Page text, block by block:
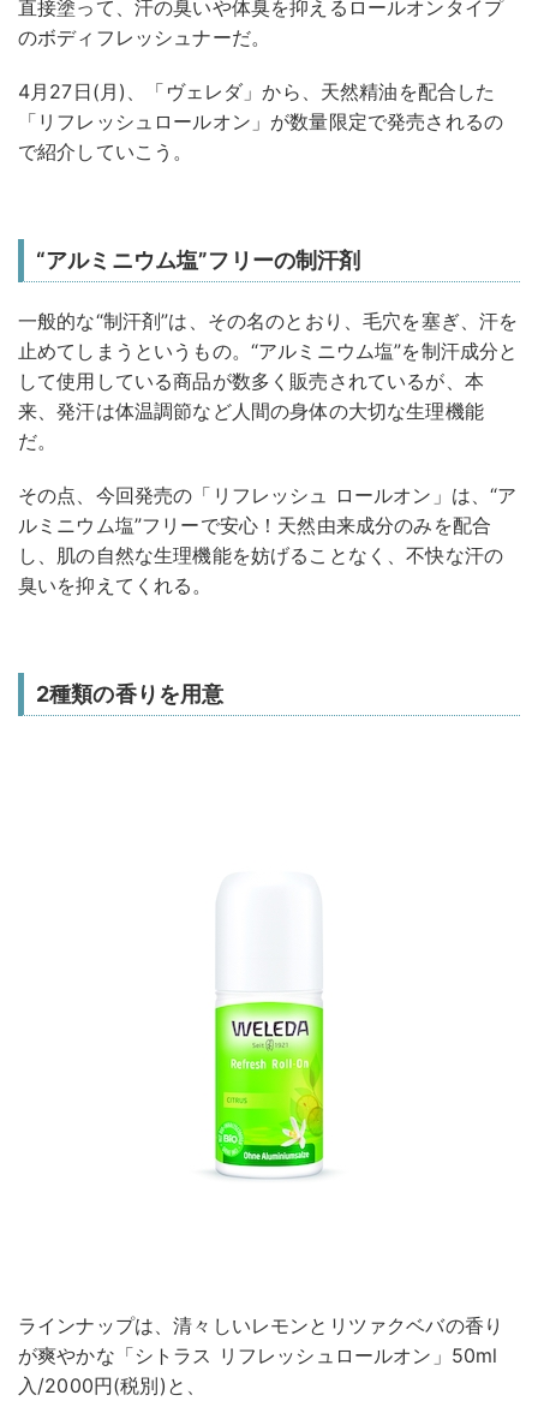
直接塗って、汗の臭いや体臭を抑えるロールオンタイプ
のボディフレッシュナーだ。
4月27日(月)、「ヴェレダ」から、天然精油を配合した
「リフレッシュロールオン」が数量限定で発売されるの
で紹介していこう。
“アルミニウム塩”フリーの制汗剤
一般的な“制汗剤”は、その名のとおり、毛穴を塞ぎ、汗を
止めてしまうというもの。“アルミニウム塩”を制汗成分と
して使用している商品が数多く販売されているが、本
来、発汗は体温調節など人間の身体の大切な生理機能
だ。
その点、今回発売の「リフレッシュ ロールオン」は、“ア
ルミニウム塩”フリーで安心！天然由来成分のみを配合
し、肌の自然な生理機能を妨げることなく、不快な汗の
臭いを抑えてくれる。
2種類の香りを用意
ラインナップは、清々しいレモンとリツァクベバの香り
が爽やかな「シトラス リフレッシュロールオン」50ml
入/2000円(税別)と、